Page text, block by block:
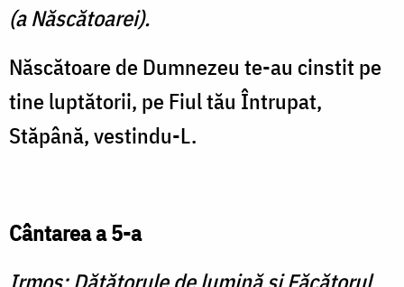
(a Născătoarei).
Născătoare de Dumnezeu te-au cinstit pe
tine luptătorii, pe Fiul tău Întrupat,
Stăpână, vestindu-L.
Cântarea a 5-a